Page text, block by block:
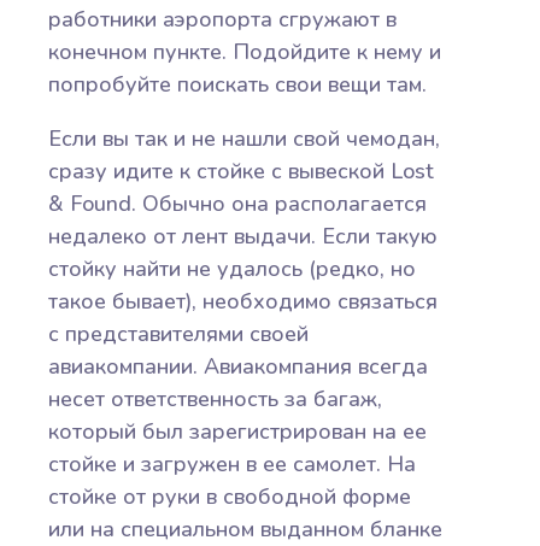
работники аэропорта сгружают в
конечном пункте. Подойдите к нему и
попробуйте поискать свои вещи там.
Если вы так и не нашли свой чемодан,
сразу идите к стойке с вывеской Lost
& Found. Обычно она располагается
недалеко от лент выдачи. Если такую
стойку найти не удалось (редко, но
такое бывает), необходимо связаться
с представителями своей
авиакомпании. Авиакомпания всегда
несет ответственность за багаж,
который был зарегистрирован на ее
стойке и загружен в ее самолет. На
стойке от руки в свободной форме
или на специальном выданном бланке